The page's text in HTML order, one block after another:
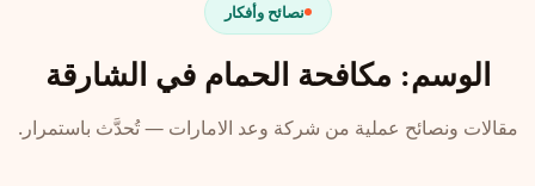
نصائح وأفكار
الوسم: مكافحة الحمام في الشارقة
مقالات ونصائح عملية من شركة وعد الامارات — تُحدَّث باستمرار.